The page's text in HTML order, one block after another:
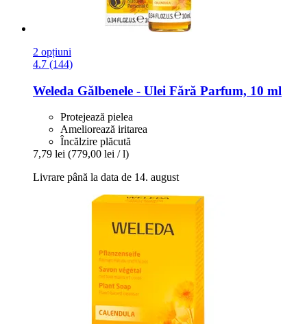
2 opțiuni
4.7 (144)
Weleda Gălbenele -​ Ulei Fără Parfum, 10 ml
Protejează pielea
Ameliorează iritarea
Încălzire plăcută
7,79 lei (779,00 lei / l)
Livrare până la data de 14. august